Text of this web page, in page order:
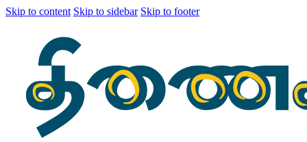
Skip to content Skip to sidebar Skip to footer